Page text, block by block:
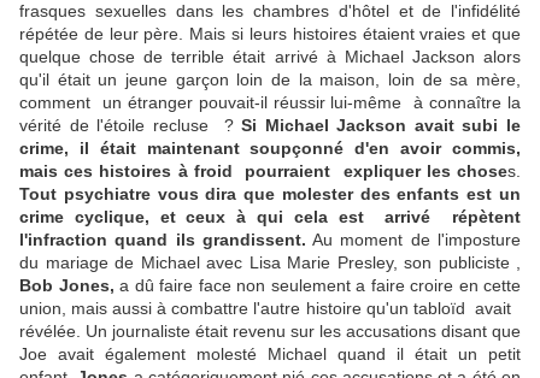
frasques sexuelles dans les chambres d'hôtel et de l'infidélité
répétée de leur père. Mais si leurs histoires étaient vraies et que
quelque chose de terrible était arrivé à Michael Jackson alors
qu'il était un jeune garçon loin de la maison, loin de sa mère,
comment un étranger pouvait-il réussir lui-même à connaître la
vérité de l'étoile recluse ?Si Michael Jackson avait subi le
crime, il était maintenant soupçonné d'en avoir commis,
mais ces histoires à froid pourraient expliquer les choses.
Tout psychiatre vous dira que molester des enfants est un
crime cyclique, et ceux à qui cela est arrivé répètent
l'infraction quand ils grandissent. Au moment de l'imposture
du mariage de Michael avec Lisa Marie Presley, son publiciste ,
Bob Jones, a dû faire face non seulement a faire croire en cette
union, mais aussi à combattre l'autre histoire qu'un tabloïd avait
révélée. Un journaliste était revenu sur les accusations disant que
Joe avait également molesté Michael quand il était un petit